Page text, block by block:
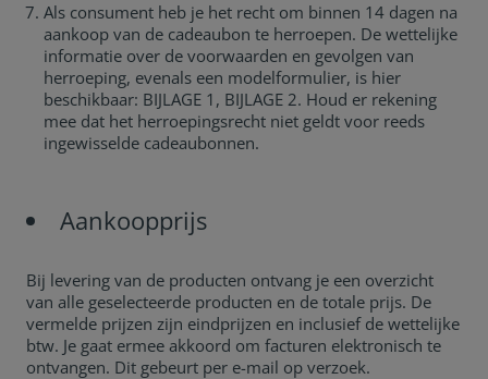
Als consument heb je het recht om binnen 14 dagen na
aankoop van de cadeaubon te herroepen. De wettelijke
informatie over de voorwaarden en gevolgen van
herroeping, evenals een modelformulier, is hier
beschikbaar: BIJLAGE 1, BIJLAGE 2. Houd er rekening
mee dat het herroepingsrecht niet geldt voor reeds
ingewisselde cadeaubonnen.
Aankoopprijs
Bij levering van de producten ontvang je een overzicht
van alle geselecteerde producten en de totale prijs. De
vermelde prijzen zijn eindprijzen en inclusief de wettelijke
btw. Je gaat ermee akkoord om facturen elektronisch te
ontvangen. Dit gebeurt per e-mail op verzoek.